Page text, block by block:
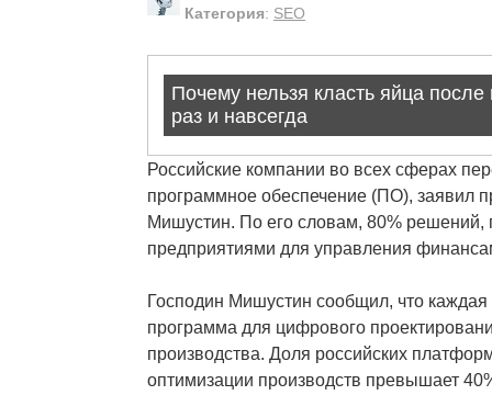
Категория: SEO
Российские компании во всех сферах
программное обеспечение (ПО), заявил
Мишустин. По его словам, 80%
предприятиями для управления
Господин Мишустин сообщил, что каждая
программа для цифрового
производства. Доля российских
оптимизации производств превышает